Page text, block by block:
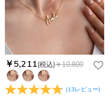
￥5,211(税込)￥10,800
(13レビュー)